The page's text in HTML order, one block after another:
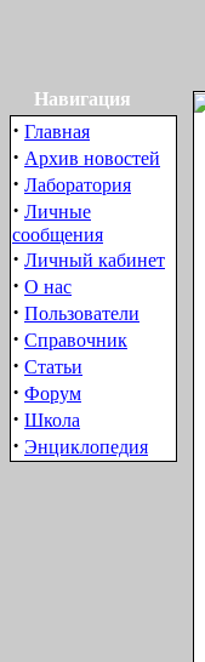
Навигация
· Главная
· Архив новостей
· Лаборатория
· Личные
сообщения
· Личный кабинет
· О нас
· Пользователи
· Справочник
· Статьи
· Форум
· Школа
· Энциклопедия